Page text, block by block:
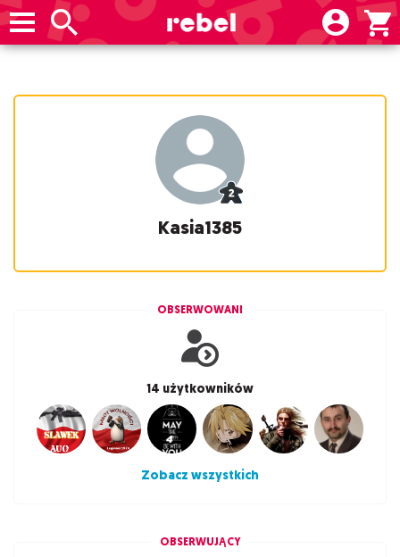
Kasia1385
OBSERWOWANI
14 użytkowników
Zobacz wszystkich
OBSERWUJĄCY